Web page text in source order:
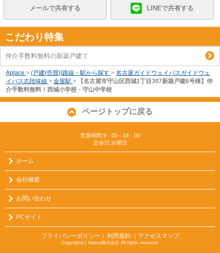
メールで共有する LINEで共有する
こだわり特集
仲介手数料無料の新築戸建て
Aplace > (戸建(売買))路線・駅から探す > 名古屋ガイドウェイバスガイドウェ
イバス志段味線 > 金屋駅 >
【名古屋市守山区西城1丁目307新築戸建6号棟】仲
介手数料無料！西城小学校・守山中学校
ページトップに戻る
営業時間:9：00～19：00
定休日:水曜日
ホーム
会社概要
お問い合わせ
PCサイト
プライバシーポリシー ｜ 利用規約 ｜アクセスマップ
Copyright(c) Aplace株式会社 All rights reserved.